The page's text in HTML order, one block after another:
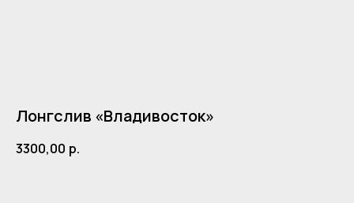
Лонгслив «Владивосток»
3300,00 р.